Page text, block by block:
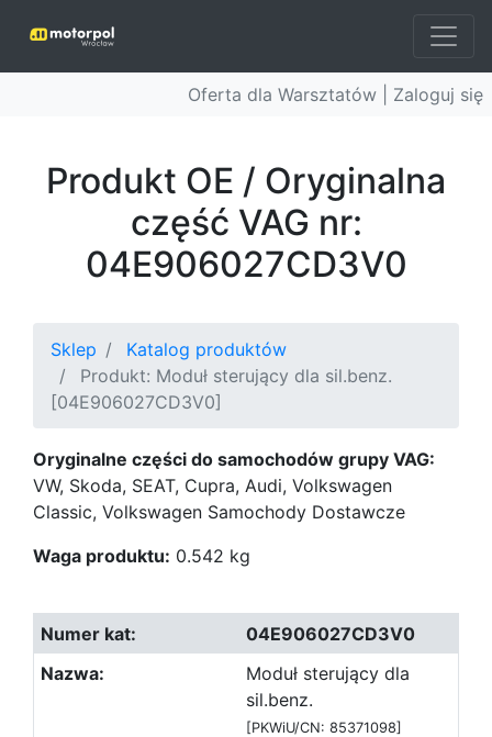
Oferta dla Warsztatów | Zaloguj się
Produkt OE / Oryginalna
część VAG nr:
04E906027CD3V0
Sklep
Katalog produktów
Produkt: Moduł sterujący dla sil.benz.
[04E906027CD3V0]
Oryginalne części do samochodów grupy VAG:
VW, Skoda, SEAT, Cupra, Audi, Volkswagen
Classic, Volkswagen Samochody Dostawcze
Waga produktu: 0.542 kg
04E906027CD3V0
Moduł sterujący dla
sil.benz.
[PKWiU/CN: 85371098]